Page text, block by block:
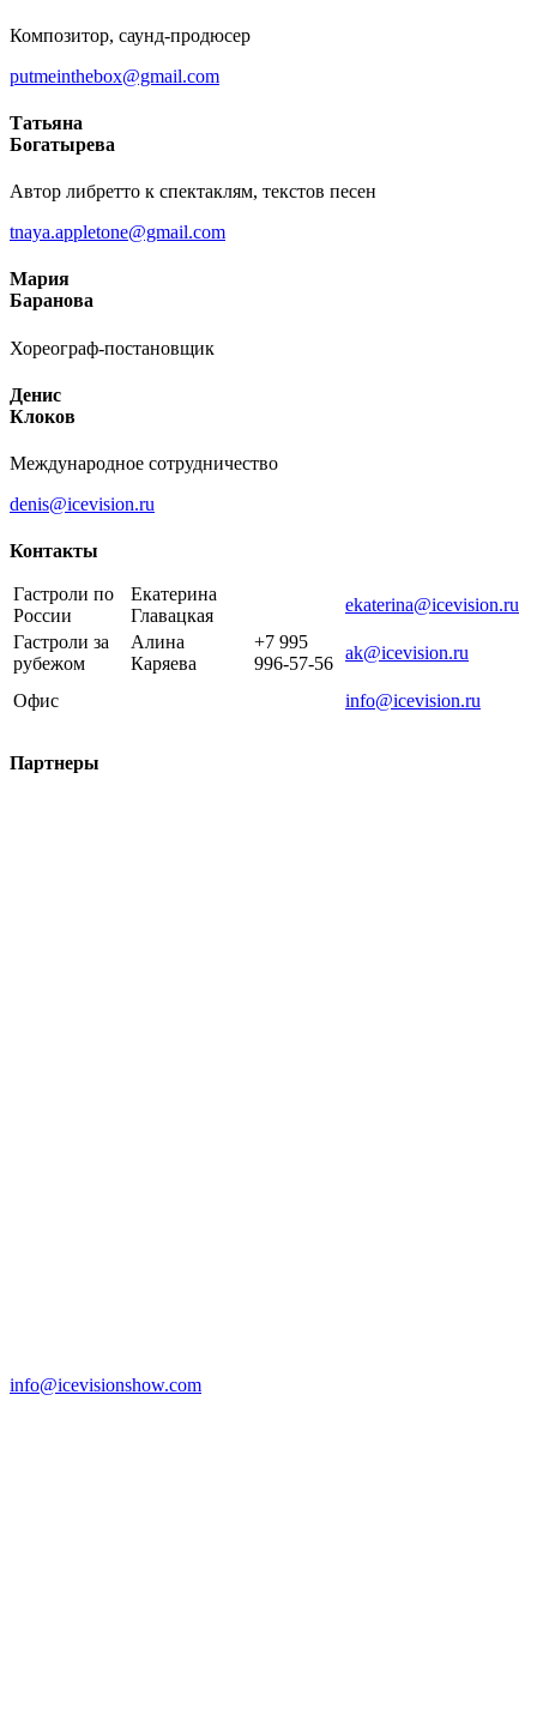
Композитор, саунд-продюсер
putmeinthebox@gmail.com
Татьяна
Богатырева
Автор либретто к спектаклям, текстов песен
tnaya.appletone@gmail.com
Мария
Баранова
Хореограф-постановщик
Денис
Клоков
Международное сотрудничество
denis@icevision.ru
Контакты
Гастроли по
России
Екатерина
Главацкая
ekaterina@icevision.ru
Гастроли за
рубежом
Алина
Каряева
+7 995
996-57-56
ak@icevision.ru
Офис info@icevision.ru
Партнеры
info@icevisionshow.com